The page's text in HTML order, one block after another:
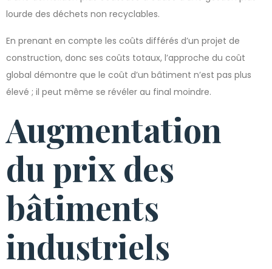
lourde des déchets non recyclables.
En prenant en compte les coûts différés d’un projet de
construction, donc ses coûts totaux, l’approche du coût
global démontre que le coût d’un bâtiment n’est pas plus
élevé ; il peut même se révéler au final moindre.
Augmentation
du prix des
bâtiments
industriels